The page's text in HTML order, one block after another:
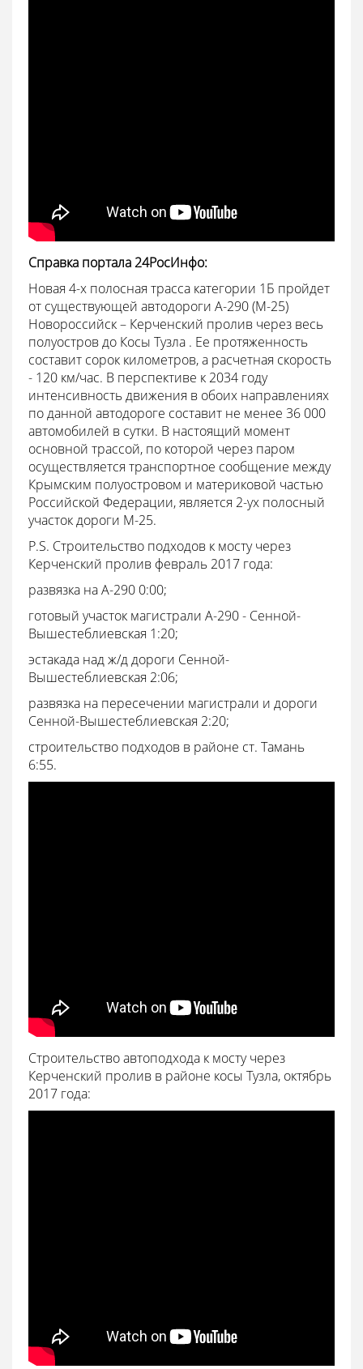
Справка портала 24РосИнфо:
Новая 4-х полосная трасса категории 1Б пройдет
от существующей автодороги А-290 (М-25)
Новороссийск – Керченский пролив через весь
полуостров до Косы Тузла . Ее протяженность
составит сорок километров, а расчетная скорость
- 120 км/час. В перспективе к 2034 году
интенсивность движения в обоих направлениях
по данной автодороге составит не менее 36 000
автомобилей в сутки. В настоящий момент
основной трассой, по которой через паром
осуществляется транспортное сообщение между
Крымским полуостровом и материковой частью
Российской Федерации, является 2-ух полосный
участок дороги М-25.
P.S. Строительство подходов к мосту через
Керченский пролив февраль 2017 года:
развязка на А-290 0:00;
готовый участок магистрали А-290 - Сенной-
Вышестеблиевская 1:20;
эстакада над ж/д дороги Сенной-
Вышестеблиевская 2:06;
развязка на пересечении магистрали и дороги
Сенной-Вышестеблиевская 2:20;
строительство подходов в районе ст. Тамань
6:55.
Строительство автоподхода к мосту через
Керченский пролив в районе косы Тузла, октябрь
2017 года: